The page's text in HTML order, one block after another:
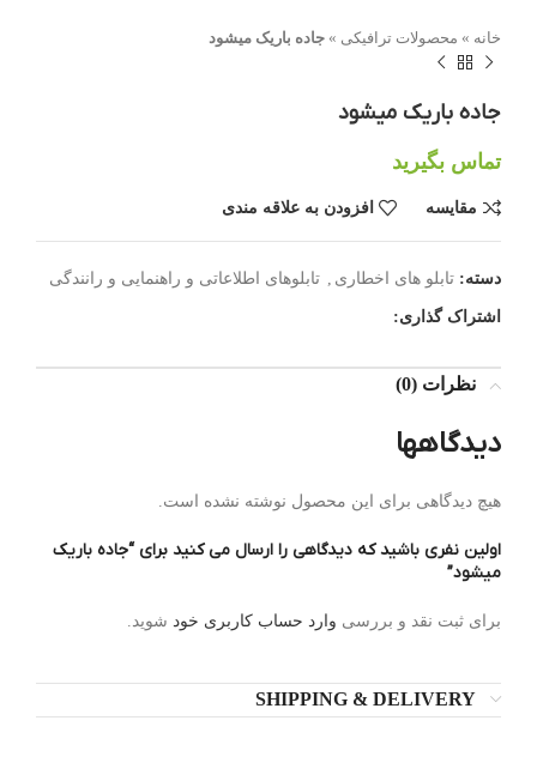
خانه » محصولات ترافیکی » جاده باریک میشود
جاده باریک میشود
تماس بگیرید
مقایسه افزودن به علاقه مندی
دسته: تابلو های اخطاری , تابلوهای اطلاعاتی و راهنمایی و رانندگی
اشتراک گذاری:
نظرات (0)
دیدگاهها
هیچ دیدگاهی برای این محصول نوشته نشده است.
اولین نفری باشید که دیدگاهی را ارسال می کنید برای “جاده باریک
میشود”
برای ثبت نقد و بررسی وارد حساب کاربری خود شوید.
SHIPPING & DELIVERY